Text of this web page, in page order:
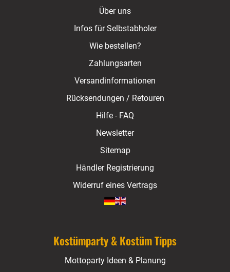
Über uns
Infos für Selbstabholer
Wie bestellen?
Zahlungsarten
Versandinformationen
Rücksendungen / Retouren
Hilfe - FAQ
Newsletter
Sitemap
Händler Registrierung
Widerruf eines Vertrags
Kostümparty & Kostüm Tipps
Mottoparty Ideen & Planung